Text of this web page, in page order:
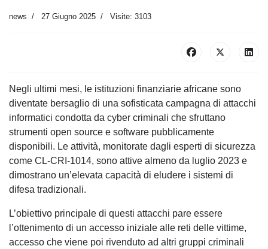
news 27 Giugno 2025 Visite: 3103
Negli ultimi mesi, le istituzioni finanziarie africane sono
diventate bersaglio di una sofisticata campagna di attacchi
informatici condotta da cyber criminali che sfruttano
strumenti open source e software pubblicamente
disponibili. Le attività, monitorate dagli esperti di sicurezza
come CL-CRI-1014, sono attive almeno da luglio 2023 e
dimostrano un’elevata capacità di eludere i sistemi di
difesa tradizionali.
L’obiettivo principale di questi attacchi pare essere
l’ottenimento di un accesso iniziale alle reti delle vittime,
accesso che viene poi rivenduto ad altri gruppi criminali